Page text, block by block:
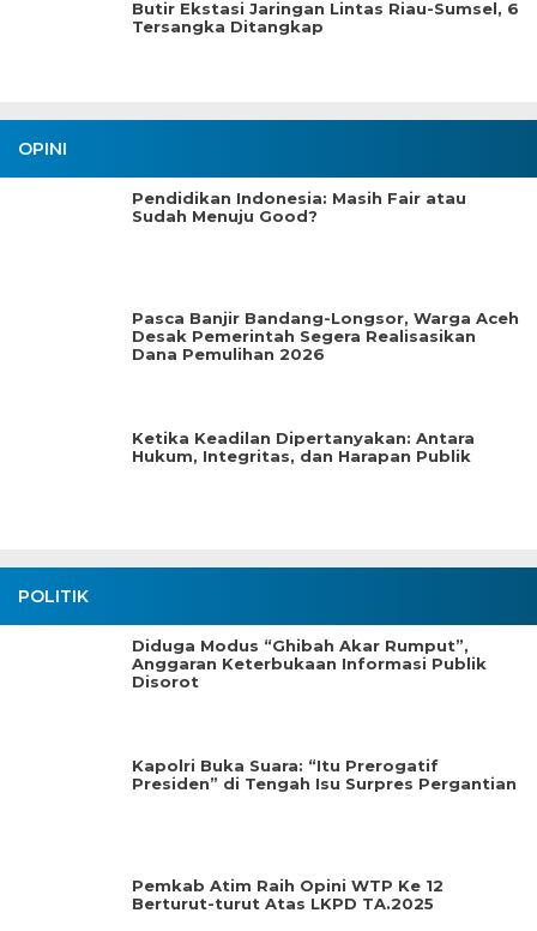
Butir Ekstasi Jaringan Lintas Riau-Sumsel, 6
Tersangka Ditangkap
OPINI
Pendidikan Indonesia: Masih Fair atau
Sudah Menuju Good?
Pasca Banjir Bandang-Longsor, Warga Aceh
Desak Pemerintah Segera Realisasikan
Dana Pemulihan 2026
Ketika Keadilan Dipertanyakan: Antara
Hukum, Integritas, dan Harapan Publik
POLITIK
Diduga Modus “Ghibah Akar Rumput”,
Anggaran Keterbukaan Informasi Publik
Disorot
Kapolri Buka Suara: “Itu Prerogatif
Presiden” di Tengah Isu Surpres Pergantian
Pemkab Atim Raih Opini WTP Ke 12
Berturut-turut Atas LKPD TA.2025